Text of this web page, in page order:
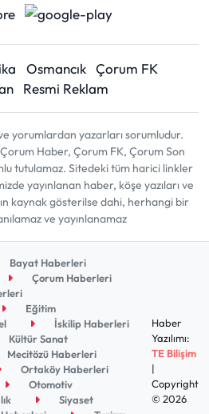
Osmancık Çorum FK
Resmi Reklam
yorumlardan yazarları sorumludur.
Haber, Çorum FK, Çorum Son
tutulamaz. Sitedeki tüm harici linkler
yayınlanan haber, köşe yazıları ve
kaynak gösterilse dahi, herhangi bir
ve yayınlanamaz
Bayat Haberleri
Çorum Haberleri
Eğitim
İskilip Haberleri
Kültür Sanat
Mecitözü Haberleri
Ortaköy Haberleri
Otomotiv
Siyaset
Haber
Yazılımı:
TE Bilişim
|
Copyright
© 2026